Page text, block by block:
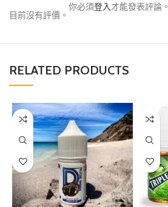
目前沒有評價。
你必須登入 才能發表評論。
RELATED PRODUCTS